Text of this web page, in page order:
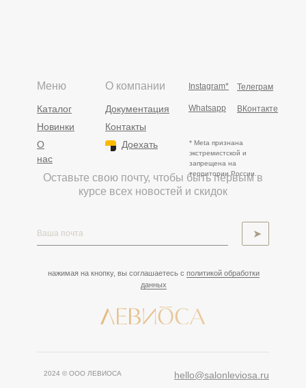
Оставьте свою почту, чтобы быть первым в
курсе всех новостей и скидок
2024 © ООО ЛЕВИОСА hello@salonleviosa.ru
нажимая на кнопку, вы соглашаетесь с политикой обработки
данных
➤
Instagram*
* Meta признана
экстремистской и
запрещена на
территории России.
Whatsapp ВКонтакте
Телеграм
Меню
Каталог
Новинки
О
нас
О компании
Документация
Контакты
Доехать